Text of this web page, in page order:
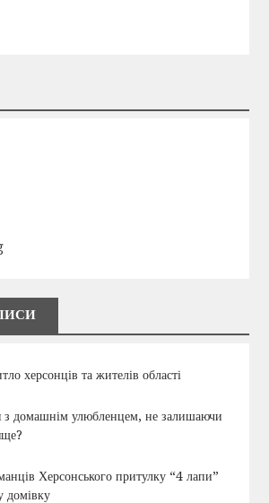
херсонців та жителів області
з домашнім улюбленцем, не залишаючи
Херсонського притулку “4 лапи”
домівку